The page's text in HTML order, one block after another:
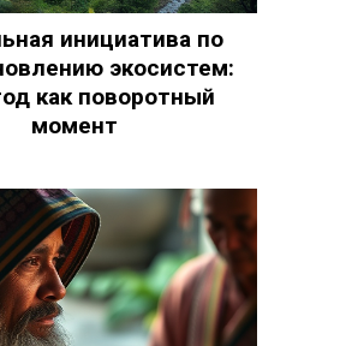
инициатива по
экосистем:
как поворотный
момент